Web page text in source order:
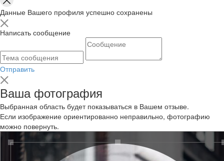
Данные Вашего профиля успешно сохранены
Написать сообщение
Отправить
Ваша фотография
Выбранная область будет показываться в Вашем отзыве.
Если изображение ориентированно неправильно, фотографию
можно повернуть.